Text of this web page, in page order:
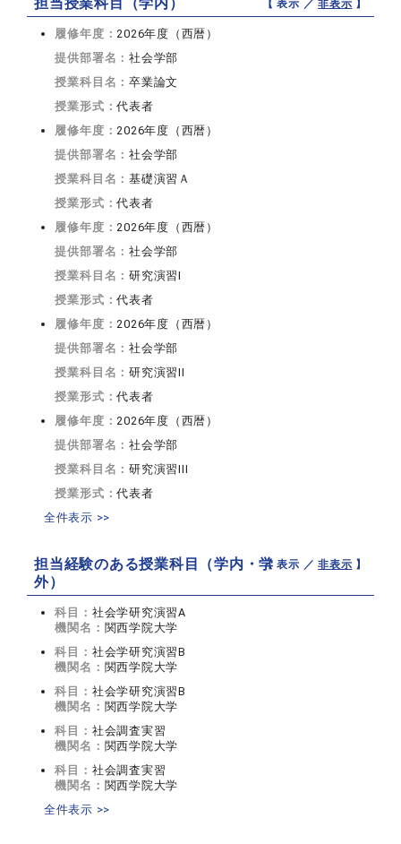
担当授業科目（学内） 【 表示 ／非表示 】
履修年度：2026年度（西暦）
提供部署名：社会学部
授業科目名：卒業論文
授業形式：代表者
履修年度：2026年度（西暦）
提供部署名：社会学部
授業科目名：基礎演習Ａ
授業形式：代表者
履修年度：2026年度（西暦）
提供部署名：社会学部
授業科目名：研究演習I
授業形式：代表者
履修年度：2026年度（西暦）
提供部署名：社会学部
授業科目名：研究演習II
授業形式：代表者
履修年度：2026年度（西暦）
提供部署名：社会学部
授業科目名：研究演習III
授業形式：代表者
全件表示 >>
担当経験のある授業科目（学内・学
外）
【 表示 ／非表示 】
科目： 社会学研究演習A
機関名： 関西学院大学
科目： 社会学研究演習B
機関名： 関西学院大学
科目： 社会学研究演習B
機関名： 関西学院大学
科目： 社会調査実習
機関名： 関西学院大学
科目： 社会調査実習
機関名： 関西学院大学
全件表示 >>